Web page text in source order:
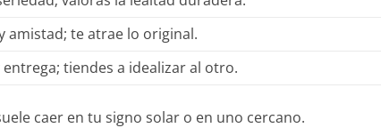
amistad; te atrae lo original.
tiendes a idealizar al otro.
caer en tu signo solar o en uno cercano.